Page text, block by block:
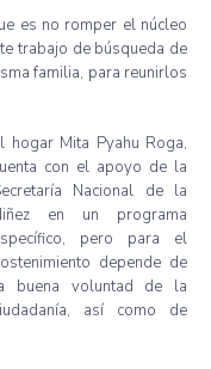
es no romper el núcleo
trabajo de búsqueda de
familia, para reunirlos
hogar Mita Pyahu Roga,
con el apoyo de la
Nacional de la
en un programa
pero para el
depende de
buena voluntad de la
así como de